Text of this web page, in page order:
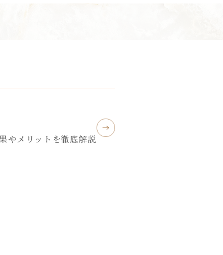
やメリットを徹底解説